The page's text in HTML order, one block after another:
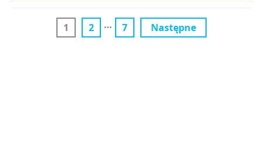
1 2 … 7 Następne